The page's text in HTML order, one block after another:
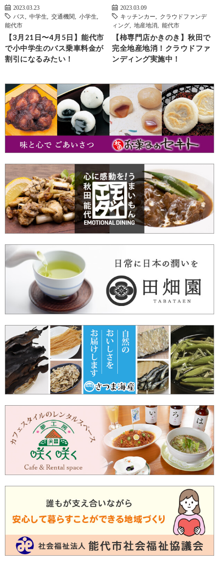
2023.03.23
バス
中学生 交通機関 小学生
能代市
【3月21日〜4月5日】能代市
で小中学生のバス乗車料金が
割引になるみたい！
2023.03.09
キッチンカー
クラウドファンデ
ィング
地産地消 能代市
【柿専門店かきのき】秋田で
完全地産地消！クラウドファ
ンディング実施中！